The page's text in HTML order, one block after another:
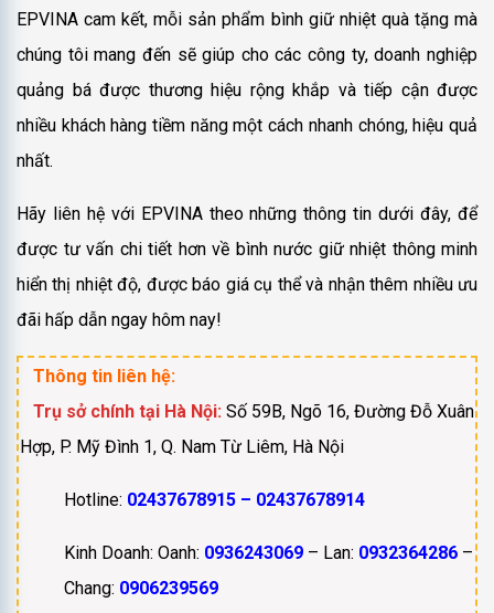
EPVINA cam kết, mỗi sản phẩm bình giữ nhiệt quà tặng mà
chúng tôi mang đến sẽ giúp cho các công ty, doanh nghiệp
quảng bá được thương hiệu rộng khắp và tiếp cận được
nhiều khách hàng tiềm năng một cách nhanh chóng, hiệu quả
nhất.
Hãy liên hệ với EPVINA theo những thông tin dưới đây, để
được tư vấn chi tiết hơn về bình nước giữ nhiệt thông minh
hiển thị nhiệt độ, được báo giá cụ thể và nhận thêm nhiều ưu
đãi hấp dẫn ngay hôm nay!
Thông tin liên hệ:
Trụ sở chính tại Hà Nội: Số 59B, Ngõ 16, Đường Đỗ Xuân
Hợp, P. Mỹ Đình 1, Q. Nam Từ Liêm, Hà Nội
Hotline: 02437678915 – 02437678914
Kinh Doanh: Oanh: 0936243069 – Lan: 0932364286 –
Chang: 0906239569